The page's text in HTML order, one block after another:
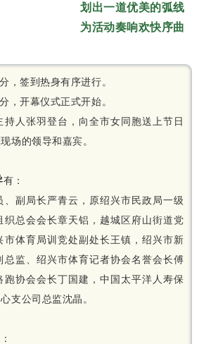
划出一道优美的弧线
为活动奏响欢快序曲
，签到热身有序进行。
，开幕仪式正式开始。
人张羽登台，向全市女同胞送上节日
场的领导和嘉宾。
有：
副局长严青云，原绍兴市民政局一级
织总会会长章天铝，越城区府山街道党
市体育局训竞处副处长王镇，绍兴市新
总监、绍兴市体育记者协会名誉会长傅
跑协会会长丁国建，中国太平洋人寿保
支公司总监沈晶。